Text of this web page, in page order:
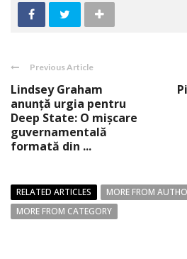
Previous Article
Lindsey Graham
anunță urgia pentru
Deep State: O mișcare
guvernamentală
formată din ...
RELATED ARTICLES
MORE FROM
MORE FROM CATEGORY